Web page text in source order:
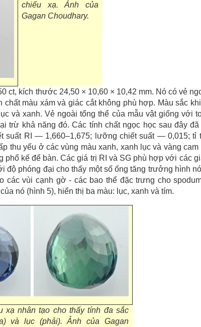
chiếu xạ. Ảnh của
Gagan Choudhary.
ct, kích thước 24,50 × 10,60 × 10,42 mm. Nó có vẻ
màu xám và giác cắt không phù hợp. Màu sắc
và xanh. Vẻ ngoài tổng thể của mẫu vật giống với
trừ khả năng đó. Các tính chất ngọc học sau đây
suất RI — 1,660–1,675; lưỡng chiết suất — 0,015; tỉ
thu yếu ở các vùng màu xanh, xanh lục và vàng cam
phổ kế để bàn. Các giá trị RI và SG phù hợp với các
độ phóng đại cho thấy một số ống tăng trưởng hình
các vùi cạnh gờ - các bao thể đặc trưng cho
nó (hình 5), hiển thị ba màu: lục, xanh và tím.
xạ nhân tạo cho thấy tính đa sắc
và lục (phải). Ảnh của Gagan